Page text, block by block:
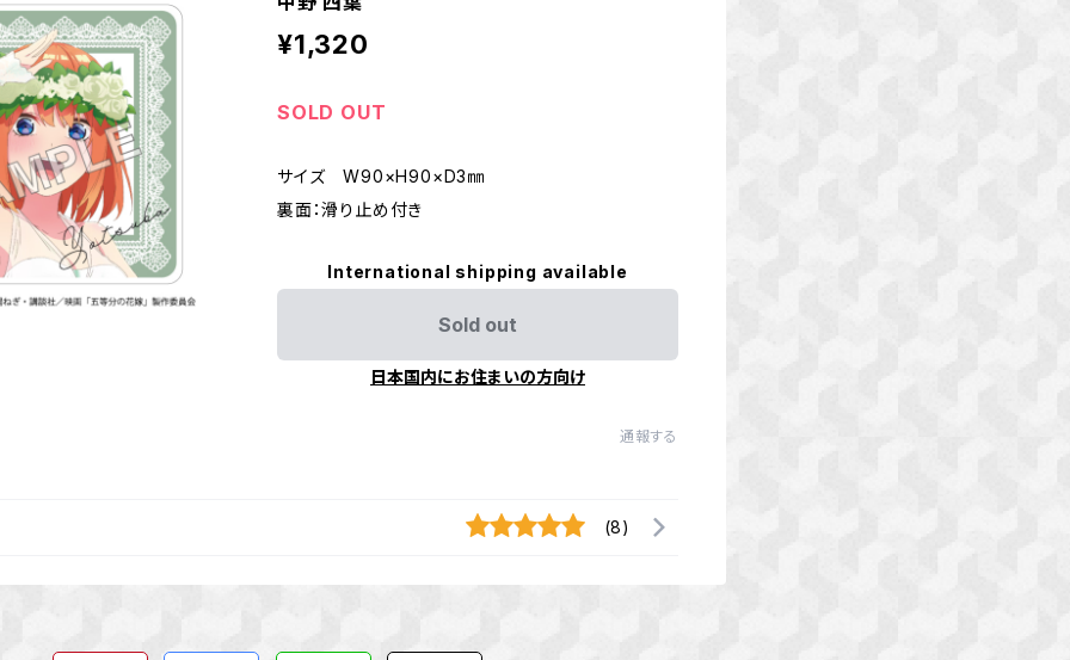
¥1,320
SOLD OUT
サイズ W90×H90×D3㎜
裏面：滑り止め付き
International shipping available
Sold out
日本国内にお住まいの方向け
通報する
(8)